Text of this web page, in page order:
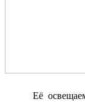
Её освещаем